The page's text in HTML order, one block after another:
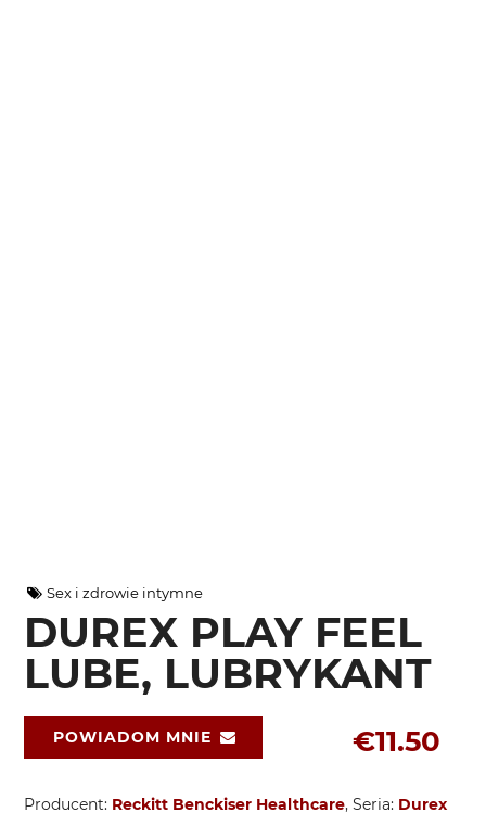
Sex i zdrowie intymne
DUREX PLAY FEEL
LUBE, LUBRYKANT
€11.50
POWIADOM MNIE
Producent: Reckitt Benckiser Healthcare, Seria: Durex